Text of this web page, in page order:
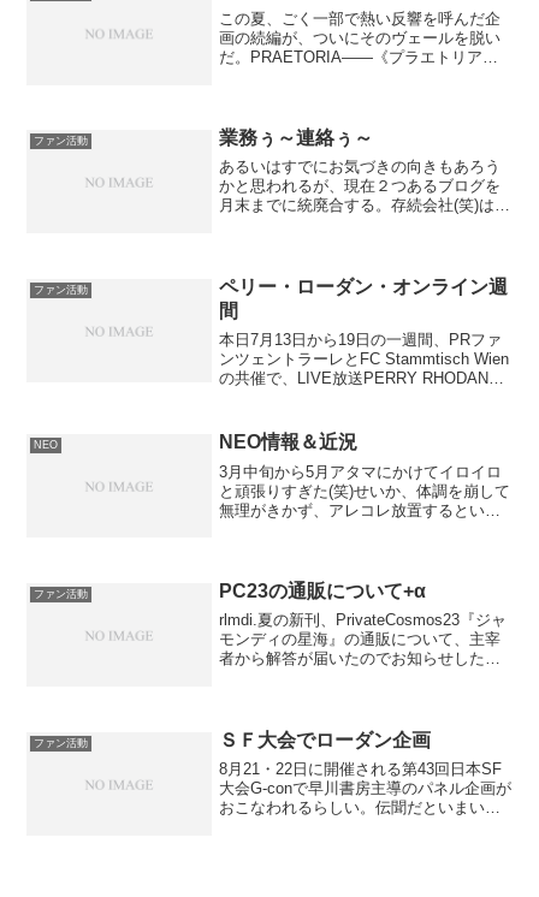
この夏、ごく一部で熱い反響を呼んだ企
画の続編が、ついにそのヴェールを脱い
だ。PRAETORIA――《プラエトリア》
合...
ファン活動 業務ぅ～連絡ぅ～
あるいはすでにお気づきの向きもあろう
かと思われるが、現在２つあるブログを
月末までに統廃合する。存続会社(笑)は
済みだが、一部スクリ...
ファン活動
ペリー・ローダン・オンライン週
間
本日7月13日から19日の一週間、PRファ
ンツェントラーレとFC Stammtisch Wien
の共催で、LIVE放送PERRY RHODAN
オ会議の要領で双...
NEO NEO情報＆近況
3月中旬から5月アタマにかけてイロイロ
と頑張りすぎた(笑)せいか、体調を崩して
無理がきかず、アレコレ放置するとい
月下旬あたりになって...
ファン活動 PC23の通販について+α
rlmdi.夏の新刊、PrivateCosmos23『ジャ
モンディの星海』の通販について、主宰
者から解答が届いたのでお知らせした
ファン活動 ＳＦ大会でローダン企画
8月21・22日に開催される第43回日本SF
大会G-conで早川書房主導のパネル企画が
おこなわれるらしい。伝聞だといまいち